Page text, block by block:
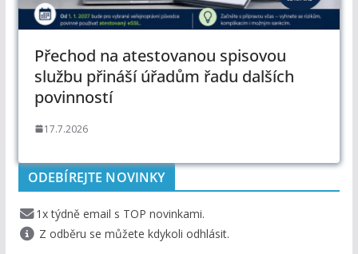
Přechod na atestovanou spisovou
službu přináší úřadům řadu dalších
povinností
17.7.2026
ODEBÍREJTE NOVINKY
1x týdně email s TOP novinkami.
Z odběru se můžete kdykoli odhlásit.